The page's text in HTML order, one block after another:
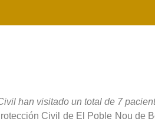
han visitado un total de 7
Civil de El Poble Nou de